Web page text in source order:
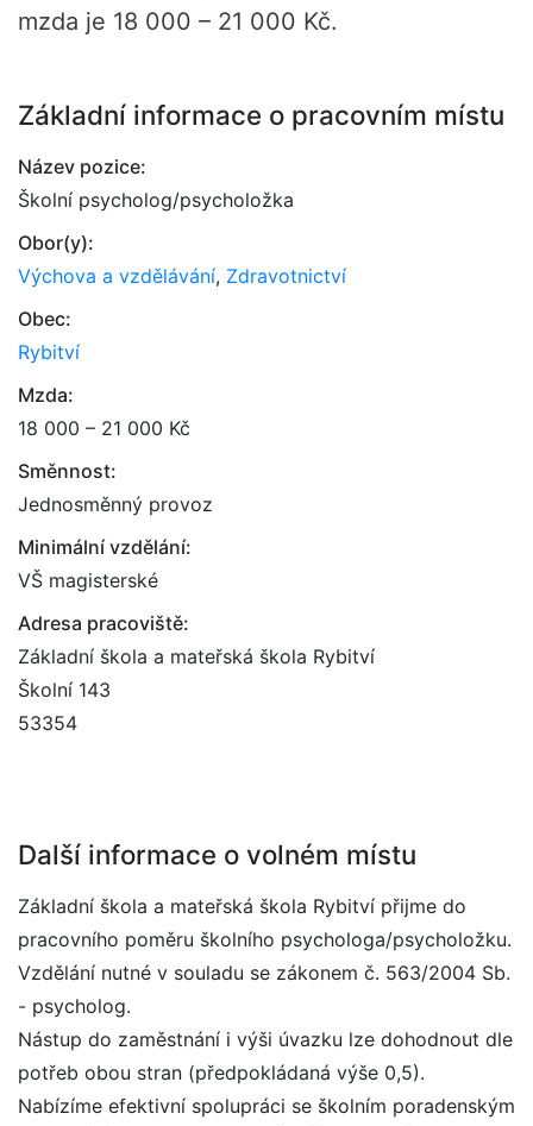
mzda je 18 000 – 21 000 Kč.
Základní informace o pracovním místu
Název pozice:
Školní psycholog/psycholožka
Obor(y):
Výchova a vzdělávání, Zdravotnictví
Obec:
Rybitví
Mzda:
18 000 – 21 000 Kč
Směnnost:
Jednosměnný provoz
Minimální vzdělání:
VŠ magisterské
Adresa pracoviště:
Základní škola a mateřská škola Rybitví
Školní 143
53354
Další informace o volném místu
Základní škola a mateřská škola Rybitví přijme do
pracovního poměru školního psychologa/psycholožku.
Vzdělání nutné v souladu se zákonem č. 563/2004 Sb.
- psycholog.
Nástup do zaměstnání i výši úvazku lze dohodnout dle
potřeb obou stran (předpokládaná výše 0,5).
Nabízíme efektivní spolupráci se školním poradenským